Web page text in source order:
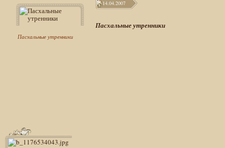
Пасхальные утренники
14.04.2007
Пасхальные утренники